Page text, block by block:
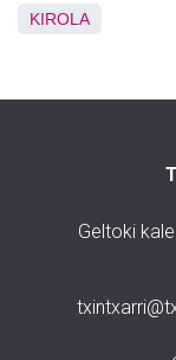
KIROLA
Geltoki